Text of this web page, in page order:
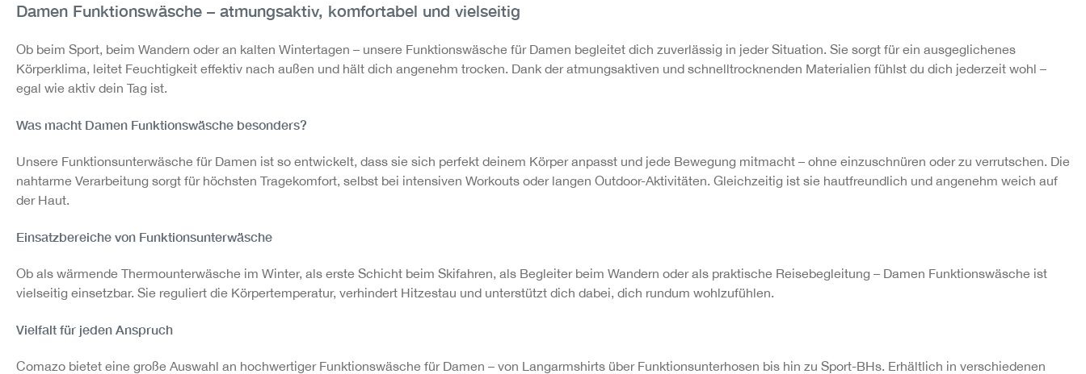
Damen Funktionswäsche – atmungsaktiv, komfortabel und vielseitig
Ob beim Sport, beim Wandern oder an kalten Wintertagen – unsere Funktionswäsche für Damen begleitet dich zuverlässig in jeder Situation. Sie sorgt für ein ausgeglichenes
Körperklima, leitet Feuchtigkeit effektiv nach außen und hält dich angenehm trocken. Dank der atmungsaktiven und schnelltrocknenden Materialien fühlst du dich jederzeit wohl –
egal wie aktiv dein Tag ist.
Was macht Damen Funktionswäsche besonders?
Unsere Funktionsunterwäsche für Damen ist so entwickelt, dass sie sich perfekt deinem Körper anpasst und jede Bewegung mitmacht – ohne einzuschnüren oder zu verrutschen. Die
nahtarme Verarbeitung sorgt für höchsten Tragekomfort, selbst bei intensiven Workouts oder langen Outdoor-Aktivitäten. Gleichzeitig ist sie hautfreundlich und angenehm weich auf
der Haut.
Einsatzbereiche von Funktionsunterwäsche
Ob als wärmende Thermounterwäsche im Winter, als erste Schicht beim Skifahren, als Begleiter beim Wandern oder als praktische Reisebegleitung – Damen Funktionswäsche ist
vielseitig einsetzbar. Sie reguliert die Körpertemperatur, verhindert Hitzestau und unterstützt dich dabei, dich rundum wohlzufühlen.
Vielfalt für jeden Anspruch
Comazo bietet eine große Auswahl an hochwertiger Funktionswäsche für Damen – von Langarmshirts über Funktionsunterhosen bis hin zu Sport-BHs. Erhältlich in verschiedenen